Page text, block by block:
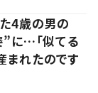
4歳の男の
に…「似てる
まれたのです